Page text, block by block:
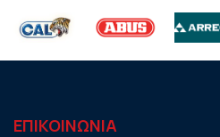
ΕΠΙΚΟΙΝΩΝΙΑ